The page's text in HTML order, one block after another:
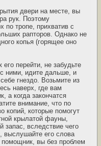
двери на месте, вы
рук. Поэтому
по тропе, прихватив с
рапторов. Однако не
копья (горящее оно
перейти, не забудьте
с ними, идите дальше, и
гнездо. Возьмите из
наверх, где вам
а когда закончатся
внимание, что по
копий, которые помогут
крылатой фауны,
запас, вследствие чего
выслушайте его слова
помощник, вы без проблем